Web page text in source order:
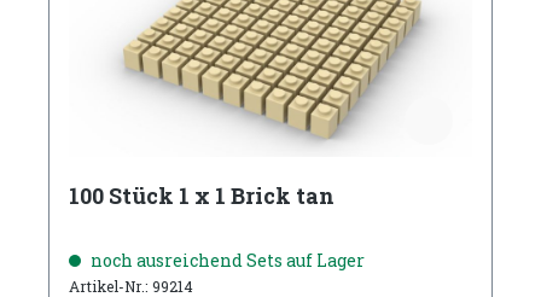
100 Stück 1 x 1 Brick tan
noch ausreichend Sets auf Lager
Artikel-Nr.: 99214